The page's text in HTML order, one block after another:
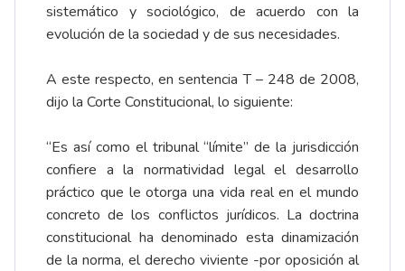
sistemático y sociológico, de acuerdo con la
evolución de la sociedad y de sus necesidades.
A este respecto, en sentencia T – 248 de 2008,
dijo la Corte Constitucional, lo siguiente:
“Es así como el tribunal “límite” de la jurisdicción
confiere a la normatividad legal el desarrollo
práctico que le otorga una vida real en el mundo
concreto de los conflictos jurídicos. La doctrina
constitucional ha denominado esta dinamización
de la norma, el derecho viviente -por oposición al